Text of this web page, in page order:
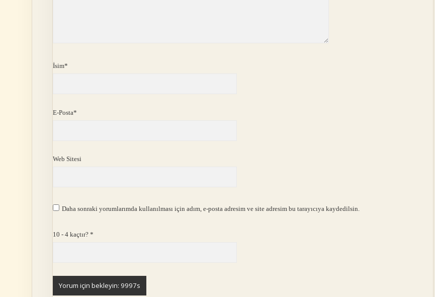
İsim*
E-Posta*
Web Sitesi
Daha sonraki yorumlarımda kullanılması için adım, e-posta adresim ve site adresim bu tarayıcıya kaydedilsin.
10 - 4 kaçtır? *